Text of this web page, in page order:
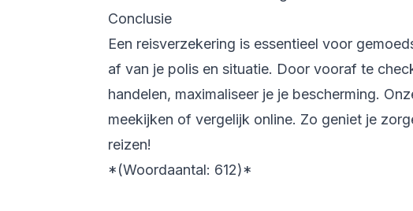
Conclusie
Een reisverzekering is essentieel voor
af van je polis en situatie. Door vooraf te
handelen, maximaliseer je je bescherming.
meekijken of vergelijk online. Zo geniet je
reizen!
*(Woordaantal: 612)*